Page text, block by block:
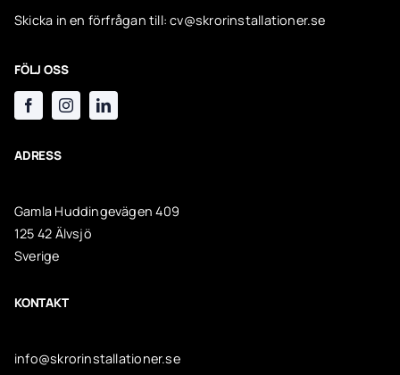
Skicka in en förfrågan till:cv@skrorinstallationer.se
FÖLJ OSS
ADRESS
Gamla Huddingevägen 409
125 42 Älvsjö
Sverige
KONTAKT
info@skrorinstallationer.se